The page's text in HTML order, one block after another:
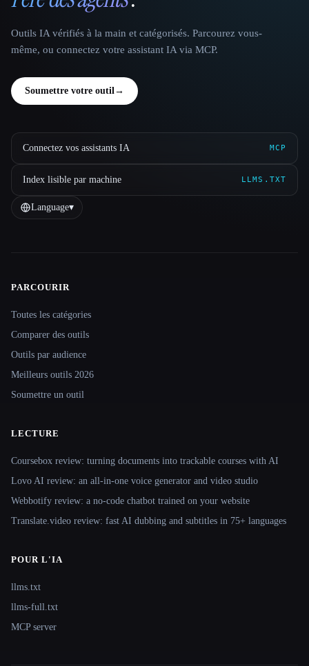
Outils IA vérifiés à la main et catégorisés. Parcourez vous-
même, ou connectez votre assistant IA via MCP.
Soumettre votre outil→
Connectez vos assistants IA MCP
Index lisible par machine LLMS.TXT
Language▾
Site navigation
PARCOURIR
Toutes les catégories
Comparer des outils
Outils par audience
Meilleurs outils 2026
Soumettre un outil
LECTURE
Coursebox review: turning documents into trackable courses with AI
Lovo AI review: an all-in-one voice generator and video studio
Webbotify review: a no-code chatbot trained on your website
Translate.video review: fast AI dubbing and subtitles in 75+ languages
POUR L'IA
llms.txt
llms-full.txt
MCP server